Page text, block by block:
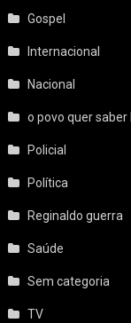
Gospel
Internacional
Nacional
o povo quer
Policial
Política
Reginaldo guerra
Saúde
Sem categoria
TV